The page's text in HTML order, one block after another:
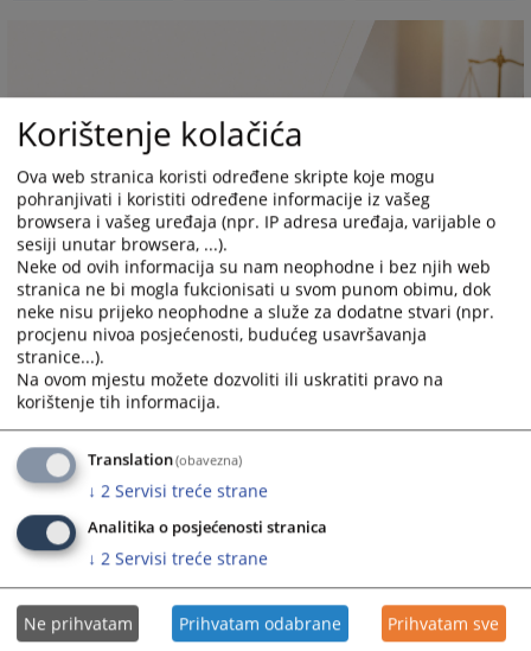
Prateći dokumenti
Formular prituzbe
Korištenje kolačića
Ova web stranica koristi određene skripte koje mogu
pohranjivati i koristiti određene informacije iz vašeg
browsera i vašeg uređaja (npr. IP adresa uređaja, varijable o
sesiji unutar browsera, ...).
Neke od ovih informacija su nam neophodne i bez njih web
stranica ne bi mogla fukcionisati u svom punom obimu, dok
neke nisu prijeko neophodne a služe za dodatne stvari (npr.
procjenu nivoa posjećenosti, budućeg usavršavanja
stranice...).
Na ovom mjestu možete dozvoliti ili uskratiti pravo na
korištenje tih informacija.
Translation(obavezna)
↓ 2 Servisi treće strane
Analitika o posjećenosti stranica
↓ 2 Servisi treće strane
Ne prihvatam Prihvatam odabrane Prihvatam sve